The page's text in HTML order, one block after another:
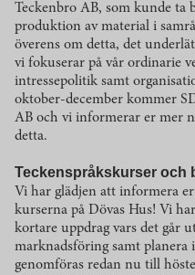
Teckenbro AB, som kunde ta
produktion av material i
överens om detta, det
vi fokuserar på vår ordinarie
intressepolitik samt
oktober-december kommer
AB och vi informerar er mer
detta.
Teckenspråkskurser och
Vi har glädjen att informera
kurserna på Dövas Hus! Vi
kortare uppdrag vars det går
marknadsföring samt planera
genomföras redan nu till